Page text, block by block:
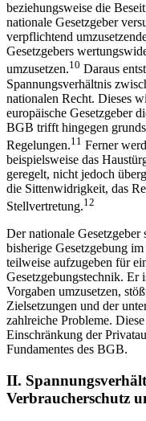
beziehungsweise die
nationale Gesetzgeber
verpflichtend
Gesetzgebers
umzusetzen.10 Daraus
Spannungsverhältnis
nationalen Recht. Dieses
europäische Gesetzgeber
BGB trifft hingegen
Regelungen.11 Ferner
beispielsweise das
geregelt, nicht jedoch
die Sittenwidrigkeit, das
Stellvertretung.12
Der nationale
bisherige Gesetzgebung
teilweise aufzugeben für
Gesetzgebungstechnik. Er
Vorgaben umzusetzen,
Zielsetzungen und der
zahlreiche Probleme.
Einschränkung der
Fundamentes des BGB.
II.
Verbraucherschutz